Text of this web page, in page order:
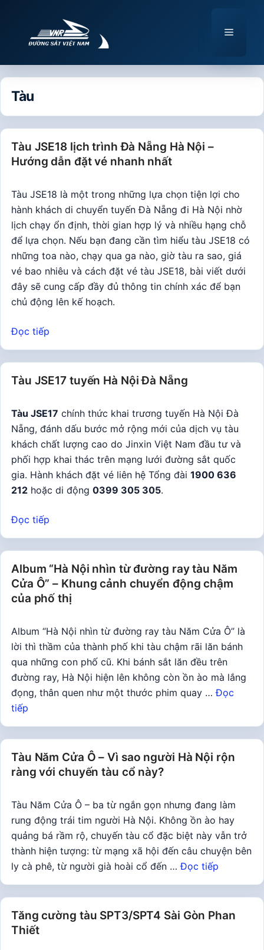
Menu
Tàu
Tàu JSE18 lịch trình Đà Nẵng Hà Nội –
Hướng dẫn đặt vé nhanh nhất
Tàu JSE18 là một trong những lựa chọn tiện lợi cho
hành khách di chuyển tuyến Đà Nẵng đi Hà Nội nhờ
lịch chạy ổn định, thời gian hợp lý và nhiều hạng chỗ
để lựa chọn. Nếu bạn đang cần tìm hiểu tàu JSE18 có
những toa nào, chạy qua ga nào, giờ tàu ra sao, giá
vé bao nhiêu và cách đặt vé tàu JSE18, bài viết dưới
đây sẽ cung cấp đầy đủ thông tin chính xác để bạn
chủ động lên kế hoạch.
Đọc tiếp
Tàu JSE17 tuyến Hà Nội Đà Nẵng
Tàu JSE17 chính thức khai trương tuyến Hà Nội Đà
Nẵng, đánh dấu bước mở rộng mới của dịch vụ tàu
khách chất lượng cao do Jinxin Việt Nam đầu tư và
phối hợp khai thác trên mạng lưới đường sắt quốc
gia. Hành khách đặt vé liên hệ Tổng đài 1900 636
212 hoặc di động 0399 305 305.
Đọc tiếp
Album “Hà Nội nhìn từ đường ray tàu Năm
Cửa Ô” – Khung cảnh chuyển động chậm
của phố thị
Album “Hà Nội nhìn từ đường ray tàu Năm Cửa Ô” là
lời thì thầm của thành phố khi tàu chậm rãi lăn bánh
qua những con phố cũ. Khi bánh sắt lăn đều trên
đường ray, Hà Nội hiện lên không còn ồn ào mà lắng
đọng, thân quen như một thước phim quay …Đọc
tiếp
Tàu Năm Cửa Ô – Vì sao người Hà Nội rộn
ràng với chuyến tàu cổ này?
Tàu Năm Cửa Ô – ba từ ngắn gọn nhưng đang làm
rung động trái tim người Hà Nội. Không ồn ào hay
quảng bá rầm rộ, chuyến tàu cổ đặc biệt này vẫn trở
thành hiện tượng: từ mạng xã hội đến câu chuyện bên
ly cà phê, từ người già hoài cổ đến …Đọc tiếp
Tăng cường tàu SPT3/SPT4 Sài Gòn Phan
Thiết